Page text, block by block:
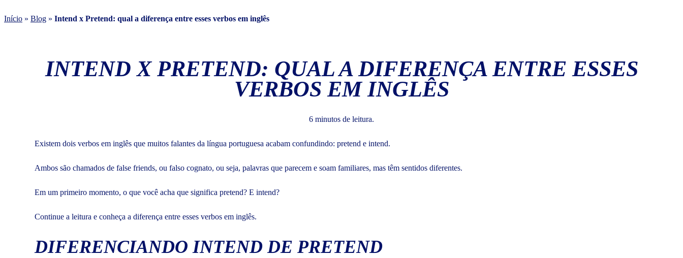
Início » Blog » Intend x Pretend: qual a diferença entre esses verbos em inglês
INTEND X PRETEND: QUAL A DIFERENÇA ENTRE ESSES
VERBOS EM INGLÊS
6 minutos de leitura.
Existem dois verbos em inglês que muitos falantes da língua portuguesa acabam confundindo: pretend e intend.
Ambos são chamados de false friends, ou falso cognato, ou seja, palavras que parecem e soam familiares, mas têm sentidos diferentes.
Em um primeiro momento, o que você acha que significa pretend? E intend?
Continue a leitura e conheça a diferença entre esses verbos em inglês.
DIFERENCIANDO INTEND DE PRETEND